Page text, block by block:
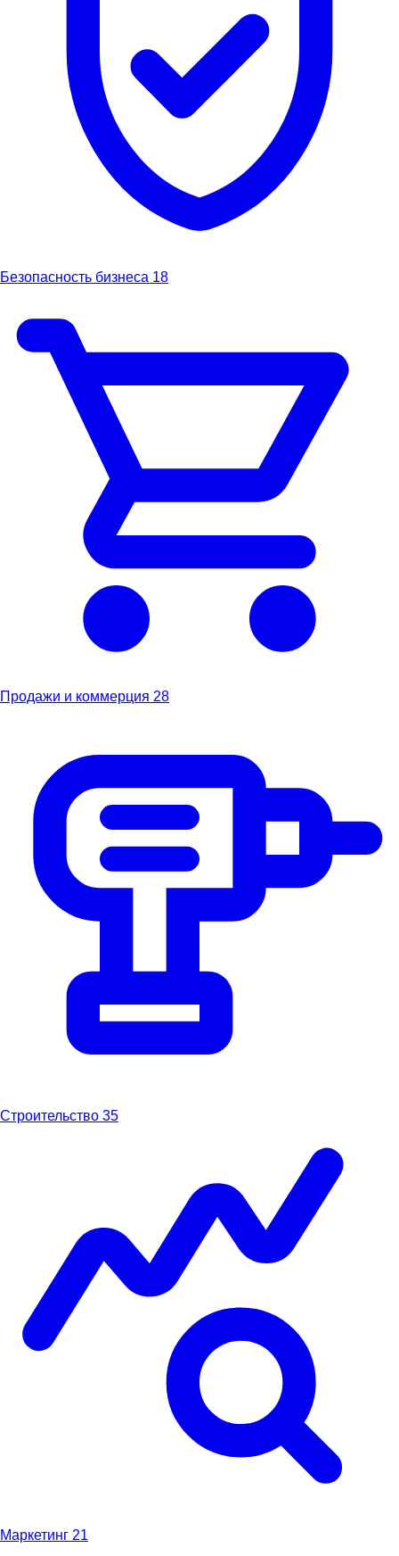
Безопасность бизнеса 18
Продажи и коммерция 28
Строительство 35
Маркетинг 21